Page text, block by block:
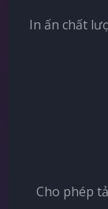
In ấn chất
Cho phép